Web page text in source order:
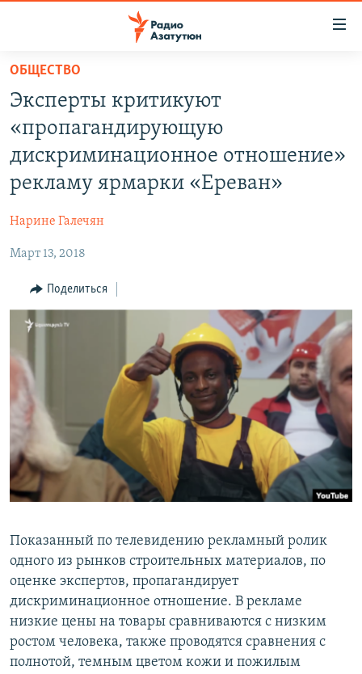
Перейти
основному
содержанию
Перейти
основной
Перейти
НОВОСТИ
ПОЛИТИКА
РЕГИОН
НАГОРНЫЙ КАРАБАХ
КУЛЬТУРА
СПОРТ
Հայերեն
English
Русский
Все сайты Радио Азатутюн
ОБЩЕСТВО
Эксперты критикуют
«пропагандирующую
дискриминационное отношение»
рекламу ярмарки «Ереван»
Нарине Галечян
Март 13, 2018
Поделиться
Показанный по телевидению рекламный ролик
одного из рынков строительных материалов, по
оценке экспертов, пропагандирует
дискриминационное отношение. В рекламе
низкие цены на товары сравниваются с низким
ростом человека, также проводятся сравнения с
полнотой, темным цветом кожи и пожилым